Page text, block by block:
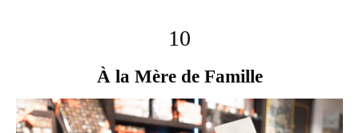
10
À la Mère de Famille